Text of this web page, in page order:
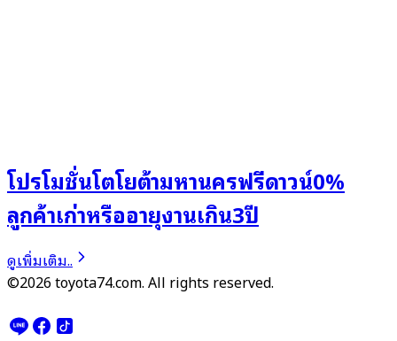
โปรโมชั่นโตโยต้ามหานครฟรีดาวน์0%
ลูกค้าเก่าหรืออายุงานเกิน3ปี
ดูเพิ่มเติม..
©2026 toyota74.com. All rights reserved.